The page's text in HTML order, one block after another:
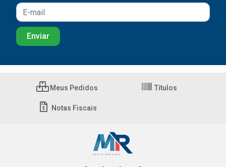
Meus Pedidos Títulos
Notas Fiscais